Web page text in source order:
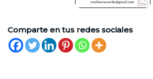
Comparte en tus redes sociales